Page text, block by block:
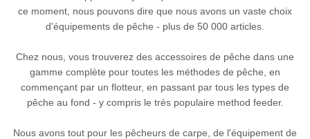
ce moment, nous pouvons dire que nous avons un vaste choix
d'équipements de pêche - plus de 50 000 articles.
Chez nous, vous trouverez des accessoires de pêche dans une
gamme complète pour toutes les méthodes de pêche, en
commençant par un flotteur, en passant par tous les types de
pêche au fond - y compris le très populaire method feeder.
Nous avons tout pour les pêcheurs de carpe, de l'équipement de